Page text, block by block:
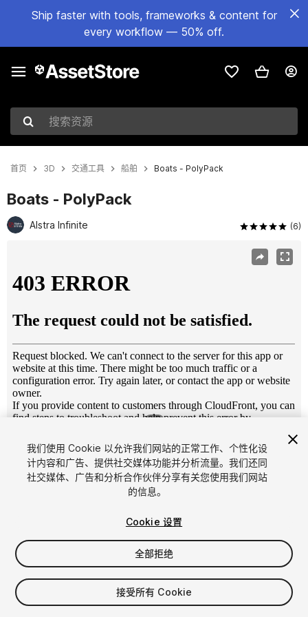
Ship faster with tools, frameworks & content for
every workflow — 50% off.
搜索资源
首页 3D 交通工具 船舶 Boats - PolyPack
Boats - PolyPack
Alstra Infinite (6)
FREE
107viewsin the past week
我们使用 Cookie 以允许我们网站的正常工作、个性化设
计内容和广告、提供社交媒体功能并分析流量。我们还同
社交媒体、广告和分析合作伙伴分享有关您使用我们网站
的信息。
Cookie 设置
全部拒绝
接受所有 Cookie